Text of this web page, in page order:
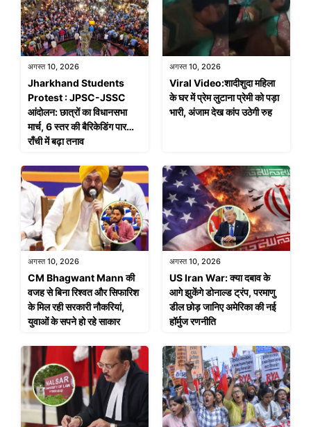
अगस्त 10, 2026
Jharkhand Students
Protest : JPSC-JSSC
आंदोलन: छात्रों का विधानसभा
मार्च, 6 स्तर की बैरिकेडिंग पार…
राँची में बढ़ा तनाव
अगस्त 10, 2026
Viral Video:शादीशुदा महिला
के घर में प्रेम लुटाना प्रेमी को पड़ा
भारी, अंजाम देख कांप उठेगी रुह
अगस्त 10, 2026
CM Bhagwant Mann की
वजह से बिना रिश्वत और सिफारिश
के मिल रही सरकारी नौकरियां,
युवाओं के सपने हो रहे साकार
अगस्त 10, 2026
US Iran War: क्या दबाव के
आगे झुकेंगे डोनाल्ड ट्रंप, परमाणु
डील छोड़ जानिए अमेरिका की नई
हॉर्मुज रणनीति